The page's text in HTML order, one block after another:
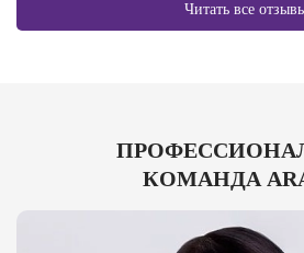
Читать все
КОМАНДА